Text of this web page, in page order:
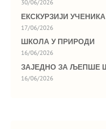
30/06/2026
ЕКСКУРЗИЈИ
17/06/2026
ШКОЛА У ПРИРОДИ
16/06/2026
ЗАЈЕДНО ЗА ЉЕПШЕ
16/06/2026